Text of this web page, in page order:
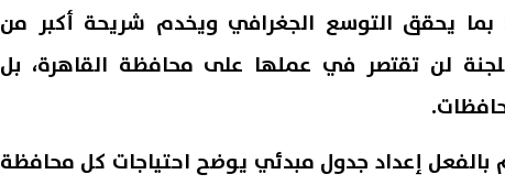
بما يحقق التوسع الجغرافي ويخدم شريحة أكبر من
لن تقتصر في عملها على محافظة القاهرة، بل
إعداد جدول مبدئي يوضح احتياجات كل محافظة